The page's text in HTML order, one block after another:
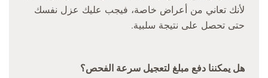
لأنك تعاني من أعراض خاصة، فيجب عليك عزل نفسك
حتى تحصل على نتيجة سلبية.
هل يمكننا دفع مبلغ لتعجيل سرعة الفحص؟